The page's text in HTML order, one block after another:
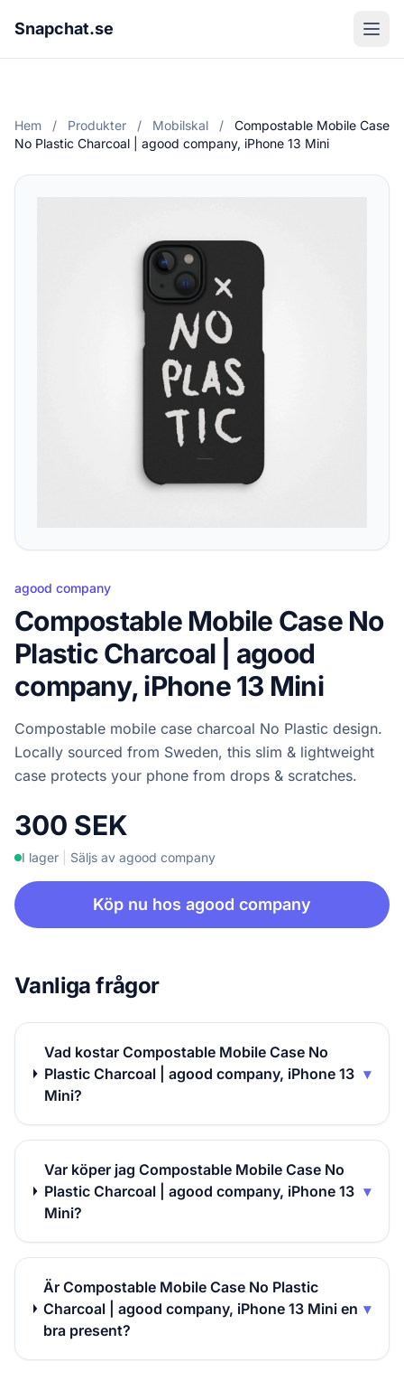
Snapchat.se
Hem / Produkter / Mobilskal /
Compostable Mobile Case
No Plastic Charcoal | agood company, iPhone 13 Mini
agood company
Compostable Mobile Case No
Plastic Charcoal | agood
company, iPhone 13 Mini
Compostable mobile case charcoal No Plastic design.
Locally sourced from Sweden, this slim & lightweight
case protects your phone from drops & scratches.
300 SEK
I lager Säljs av agood company
Köp nu hos agood company
Vanliga frågor
Vad kostar Compostable Mobile Case No
Plastic Charcoal | agood company, iPhone 13
Mini?
▾
Var köper jag Compostable Mobile Case No
Plastic Charcoal | agood company, iPhone 13
Mini?
▾
Är Compostable Mobile Case No Plastic
Charcoal | agood company, iPhone 13 Mini en
bra present?
▾